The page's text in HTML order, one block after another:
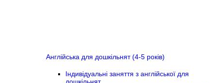
Англійська для дошкільнят (4-5 років)
Індивідуальні заняття з англійської для